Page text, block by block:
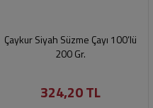
Çaykur Siyah Süzme Çayı 100’lü
200 Gr.
324,20 TL